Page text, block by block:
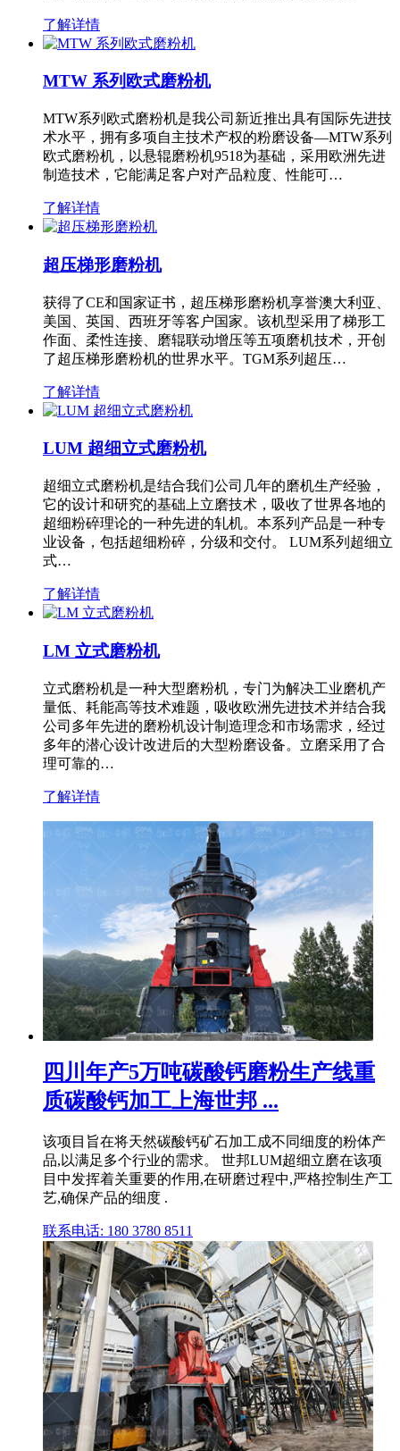
了解详情
MTW 系列欧式磨粉机
MTW系列欧式磨粉机是我公司新近推出具有国际先进技
术水平，拥有多项自主技术产权的粉磨设备—MTW系列
欧式磨粉机，以悬辊磨粉机9518为基础，采用欧洲先进
制造技术，它能满足客户对产品粒度、性能可…
了解详情
超压梯形磨粉机
获得了CE和国家证书，超压梯形磨粉机享誉澳大利亚、
美国、英国、西班牙等客户国家。该机型采用了梯形工
作面、柔性连接、磨辊联动增压等五项磨机技术，开创
了超压梯形磨粉机的世界水平。TGM系列超压…
了解详情
LUM 超细立式磨粉机
超细立式磨粉机是结合我们公司几年的磨机生产经验，
它的设计和研究的基础上立磨技术，吸收了世界各地的
超细粉碎理论的一种先进的轧机。本系列产品是一种专
业设备，包括超细粉碎，分级和交付。 LUM系列超细立
式…
了解详情
LM 立式磨粉机
立式磨粉机是一种大型磨粉机，专门为解决工业磨机产
量低、耗能高等技术难题，吸收欧洲先进技术并结合我
公司多年先进的磨粉机设计制造理念和市场需求，经过
多年的潜心设计改进后的大型粉磨设备。立磨采用了合
理可靠的…
了解详情
四川年产5万吨碳酸钙磨粉生产线重
质碳酸钙加工上海世邦 ...
该项目旨在将天然碳酸钙矿石加工成不同细度的粉体产
品,以满足多个行业的需求。 世邦LUM超细立磨在该项
目中发挥着关重要的作用,在研磨过程中,严格控制生产工
艺,确保产品的细度 .
联系电话: 180 3780 8511